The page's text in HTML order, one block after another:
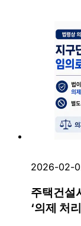
2026-02-
주택건설
‘의제 처